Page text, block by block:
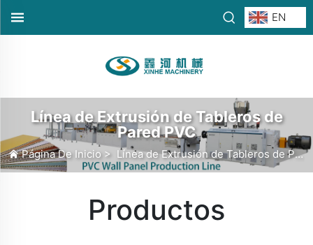
EN
Línea de Extrusión de Tableros de
Pared PVC
Página De Inicio> Línea de Extrusión de Tableros de Pared PVC
Productos